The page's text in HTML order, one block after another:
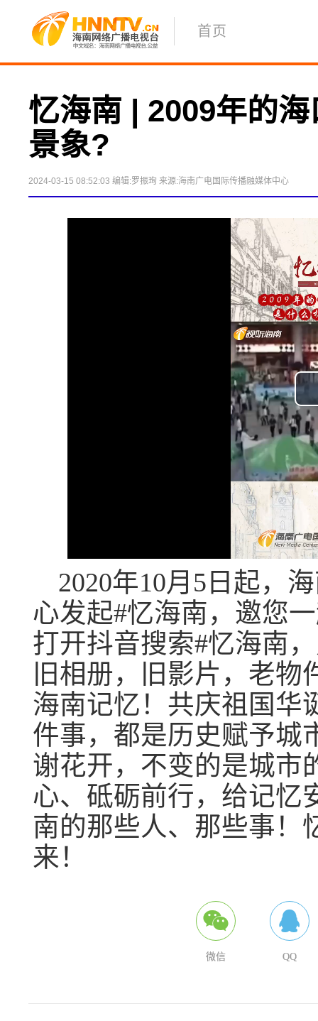
首页
忆海南 | 2009年的
景象?
2024-03-15 08:52:03 编辑:罗振珣 来源:海南广电国际传播融媒体中心
2020年10月5日起，
心发起#忆海南，邀您
打开抖音搜索#忆海南
旧相册，旧影片，老
海南记忆！共庆祖国华
件事，都是历史赋予城
谢花开，不变的是城市
心、砥砺前行，给记忆
南的那些人、那些事！
来！
微信 QQ